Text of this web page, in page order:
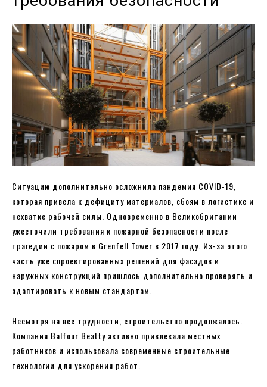
Ситуацию дополнительно осложнила пандемия COVID-19,
которая привела к дефициту материалов, сбоям в логистике и
нехватке рабочей силы. Одновременно в Великобритании
ужесточили требования к пожарной безопасности после
трагедии с пожаром в Grenfell Tower в 2017 году. Из-за этого
часть уже спроектированных решений для фасадов и
наружных конструкций пришлось дополнительно проверять и
адаптировать к новым стандартам.
Несмотря на все трудности, строительство продолжалось.
Компания Balfour Beatty активно привлекала местных
работников и использовала современные строительные
технологии для ускорения работ.